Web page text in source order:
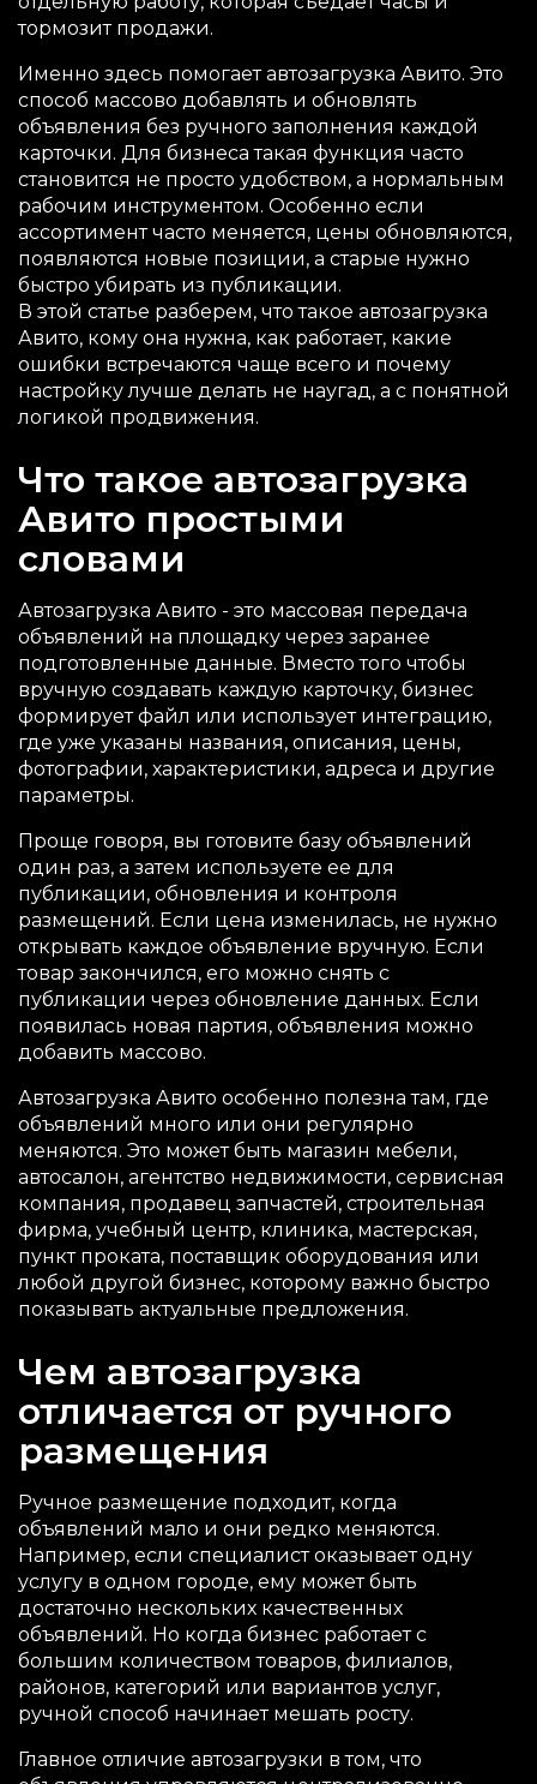
тормозит продажи.
Именно здесь помогает автозагрузка Авито. Это
способ массово добавлять и обновлять
объявления без ручного заполнения каждой
карточки. Для бизнеса такая функция часто
становится не просто удобством, а нормальным
рабочим инструментом. Особенно если
ассортимент часто меняется, цены обновляются,
появляются новые позиции, а старые нужно
быстро убирать из публикации.
В этой статье разберем, что такое автозагрузка
Авито, кому она нужна, как работает, какие
ошибки встречаются чаще всего и почему
настройку лучше делать не наугад, а с понятной
логикой продвижения.
Что такое автозагрузка
Авито простыми
словами
Автозагрузка Авито - это массовая передача
объявлений на площадку через заранее
подготовленные данные. Вместо того чтобы
вручную создавать каждую карточку, бизнес
формирует файл или использует интеграцию,
где уже указаны названия, описания, цены,
фотографии, характеристики, адреса и другие
параметры.
Проще говоря, вы готовите базу объявлений
один раз, а затем используете ее для
публикации, обновления и контроля
размещений. Если цена изменилась, не нужно
открывать каждое объявление вручную. Если
товар закончился, его можно снять с
публикации через обновление данных. Если
появилась новая партия, объявления можно
добавить массово.
Автозагрузка Авито особенно полезна там, где
объявлений много или они регулярно
меняются. Это может быть магазин мебели,
автосалон, агентство недвижимости, сервисная
компания, продавец запчастей, строительная
фирма, учебный центр, клиника, мастерская,
пункт проката, поставщик оборудования или
любой другой бизнес, которому важно быстро
показывать актуальные предложения.
Чем автозагрузка
отличается от ручного
размещения
Ручное размещение подходит, когда
объявлений мало и они редко меняются.
Например, если специалист оказывает одну
услугу в одном городе, ему может быть
достаточно нескольких качественных
объявлений. Но когда бизнес работает с
большим количеством товаров, филиалов,
районов, категорий или вариантов услуг,
ручной способ начинает мешать росту.
Главное отличие автозагрузки в том, что